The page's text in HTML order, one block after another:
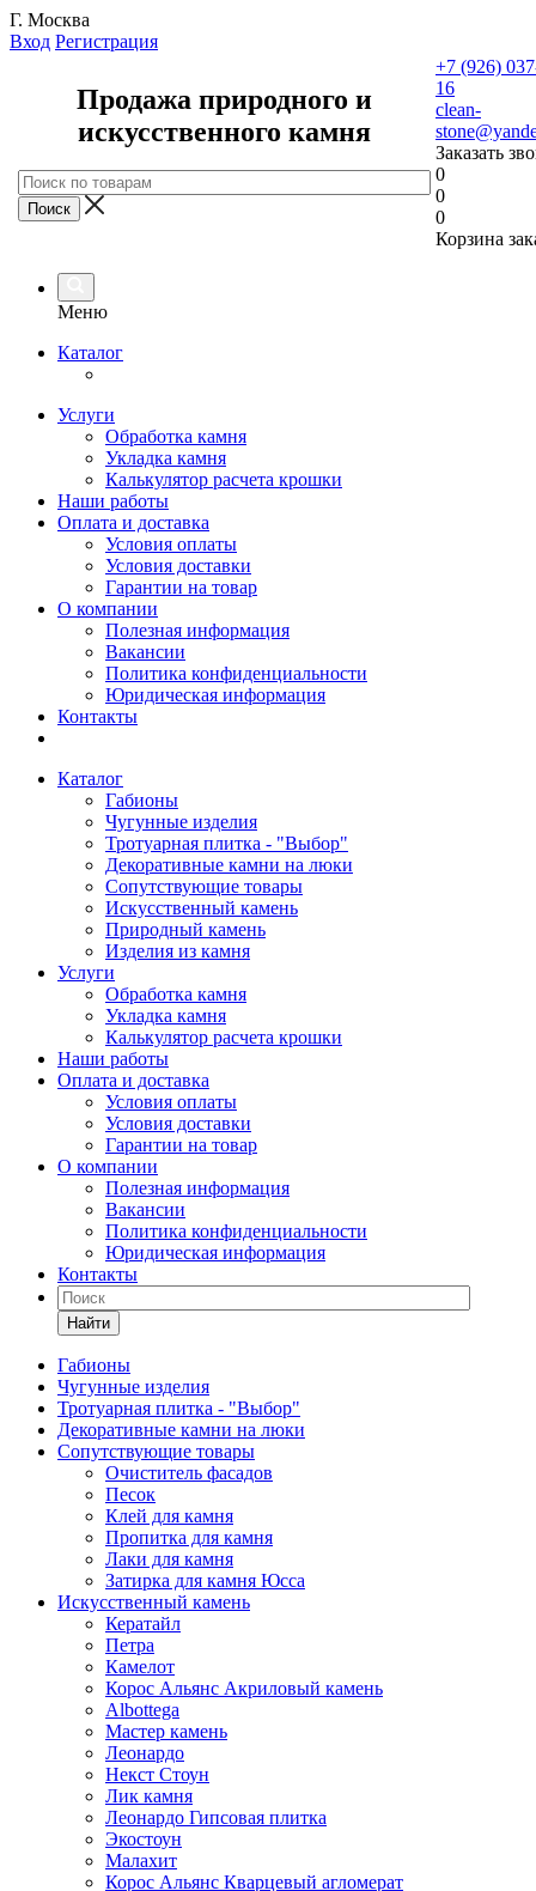
Г. Москва
Вход Регистрация
Продажа природного и
искусственного камня
+7 (926)
16
clean-
Заказать
0
0
0
Корзина
Меню
Каталог
Услуги
Обработка камня
Укладка камня
Калькулятор расчета крошки
Наши работы
Оплата и доставка
Условия оплаты
Условия доставки
Гарантии на товар
О компании
Полезная информация
Вакансии
Политика конфиденциальности
Юридическая информация
Контакты
Каталог
Габионы
Чугунные изделия
Тротуарная плитка - "Выбор"
Декоративные камни на люки
Сопутствующие товары
Искусственный камень
Природный камень
Изделия из камня
Услуги
Обработка камня
Укладка камня
Калькулятор расчета крошки
Наши работы
Оплата и доставка
Условия оплаты
Условия доставки
Гарантии на товар
О компании
Полезная информация
Вакансии
Политика конфиденциальности
Юридическая информация
Контакты
Найти
Габионы
Чугунные изделия
Тротуарная плитка - "Выбор"
Декоративные камни на люки
Сопутствующие товары
Очиститель фасадов
Песок
Клей для камня
Пропитка для камня
Лаки для камня
Затирка для камня Юсса
Искусственный камень
Кератайл
Петра
Камелот
Корос Альянс Акриловый камень
Albottega
Мастер камень
Леонардо
Некст Стоун
Лик камня
Леонардо Гипсовая плитка
Экостоун
Малахит
Корос Альянс Кварцевый агломерат